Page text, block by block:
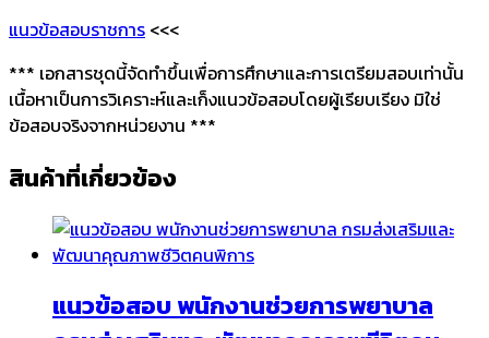
แนวข้อสอบราชการ <<<
*** เอกสารชุดนี้จัดทำขึ้นเพื่อการศึกษาและการเตรียมสอบเท่านั้น
เนื้อหาเป็นการวิเคราะห์และเก็งแนวข้อสอบโดยผู้เรียบเรียง มิใช่
ข้อสอบจริงจากหน่วยงาน ***
สินค้าที่เกี่ยวข้อง
แนวข้อสอบ พนักงานช่วยการพยาบาล